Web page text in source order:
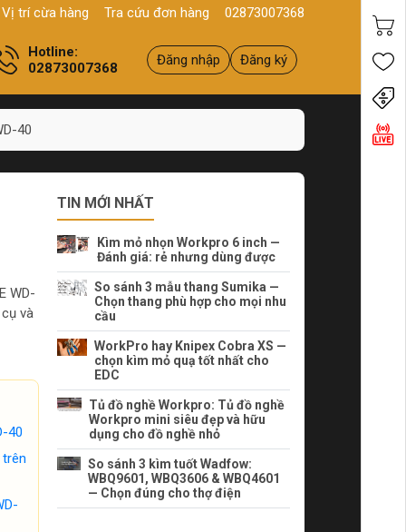
Sản phẩmChính hãng - Chất lượng Yên tâm mua hàng
Vị trí cừa hàng Tra cứu đơn hàng 02873007368
Hotline:
02873007368
Đăng nhập Đăng ký
40
WD-
và
40
TIN MỚI NHẤT
Kìm mỏ nhọn Workpro 6 inch —
Đánh giá: rẻ nhưng dùng được
So sánh 3 mẫu thang Sumika —
Chọn thang phù hợp cho mọi nhu
cầu
WorkPro hay Knipex Cobra XS —
chọn kìm mỏ quạ tốt nhất cho
EDC
Tủ đồ nghề Workpro: Tủ đồ nghề
Workpro mini siêu đẹp và hữu
dụng cho đồ nghề nhỏ
So sánh 3 kìm tuốt Wadfow:
WBQ9601, WBQ3606 & WBQ4601
— Chọn đúng cho thợ điện